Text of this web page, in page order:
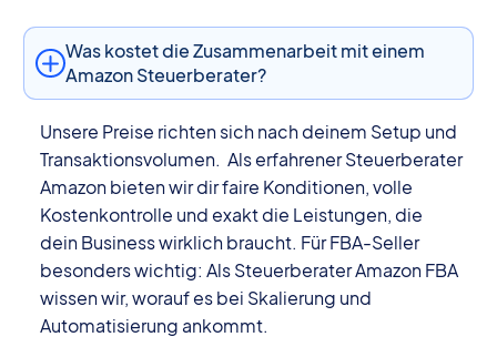
Was kostet die Zusammenarbeit mit einem
Amazon Steuerberater?
Unsere Preise richten sich nach deinem Setup und
Transaktionsvolumen. Als erfahrener Steuerberater
Amazon bieten wir dir faire Konditionen, volle
Kostenkontrolle und exakt die Leistungen, die
dein Business wirklich braucht. Für FBA-Seller
besonders wichtig: Als Steuerberater Amazon FBA
wissen wir, worauf es bei Skalierung und
Automatisierung ankommt.